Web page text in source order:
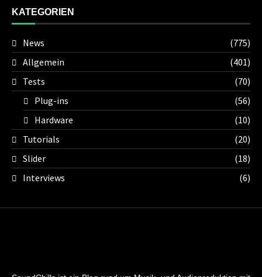
KATEGORIEN
News
(775)
Allgemein
(401)
Tests
(70)
Plug-ins
(56)
Hardware
(10)
Tutorials
(20)
Slider
(18)
Interviews
(6)